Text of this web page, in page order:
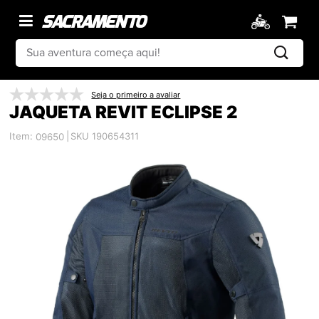
Seja o primeiro a avaliar
JAQUETA REVIT ECLIPSE 2
Item: 09650 SKU 190654311